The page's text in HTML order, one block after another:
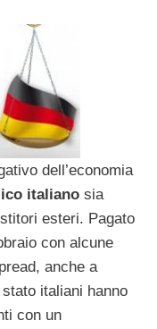
dell’economia
italiano sia
esteri. Pagato
con alcune
anche a
italiani hanno
con un